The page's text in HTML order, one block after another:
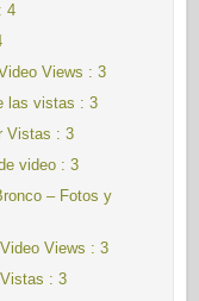
4
Views : 3
las vistas : 3
Vistas : 3
video : 3
– Fotos y
Views : 3
: 3